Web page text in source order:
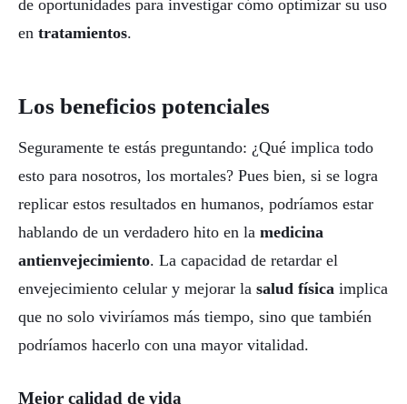
de oportunidades para investigar cómo optimizar su uso
en tratamientos.
Los beneficios potenciales
Seguramente te estás preguntando: ¿Qué implica todo
esto para nosotros, los mortales? Pues bien, si se logra
replicar estos resultados en humanos, podríamos estar
hablando de un verdadero hito en la medicina
antienvejecimiento. La capacidad de retardar el
envejecimiento celular y mejorar la salud física implica
que no solo viviríamos más tiempo, sino que también
podríamos hacerlo con una mayor vitalidad.
Mejor calidad de vida